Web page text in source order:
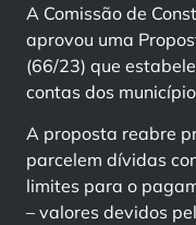
A Comissão de
aprovou uma
(66/23) que
contas dos
A proposta reabre
parcelem dívidas
limites para o
– valores devidos